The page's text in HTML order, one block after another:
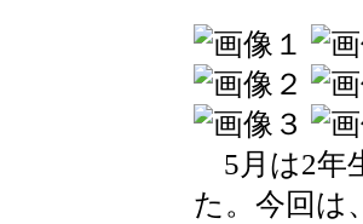
5月は2年
た。今回は